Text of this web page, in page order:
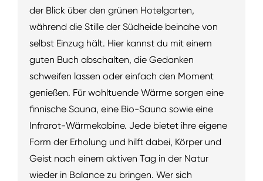
der Blick über den grünen Hotelgarten,
während die Stille der Südheide beinahe von
selbst Einzug hält. Hier kannst du mit einem
guten Buch abschalten, die Gedanken
schweifen lassen oder einfach den Moment
genießen. Für wohltuende Wärme sorgen eine
finnische Sauna, eine Bio-Sauna sowie eine
Infrarot-Wärmekabine. Jede bietet ihre eigene
Form der Erholung und hilft dabei, Körper und
Geist nach einem aktiven Tag in der Natur
wieder in Balance zu bringen. Wer sich